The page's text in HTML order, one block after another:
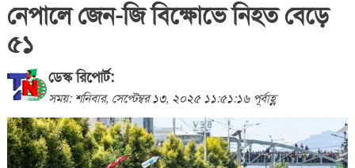
নেপালে জেন-জি বিক্ষোভে নিহত বেড়ে
৫১
ডেস্ক রিপোর্ট:
সময়: শনিবার, সেপ্টেম্বর ১৩, ২০২৫ ১১:৫১:১৬ পূর্বাহ্ণ